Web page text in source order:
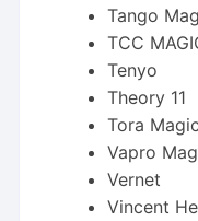
Tango
TCC
Tenyo
Theory 11
Tora Magic
Vapro
Vernet
Vincent